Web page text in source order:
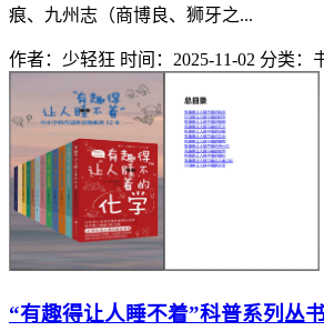
痕、九州志（商博良、狮牙之...
作者：少轻狂 时间：2025-11-02 分类：
“有趣得让人睡不着”科普系列丛